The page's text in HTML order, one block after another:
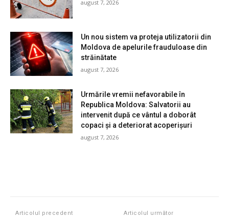
august 7, 2026
Un nou sistem va proteja utilizatorii din
Moldova de apelurile frauduloase din
străinătate
august 7, 2026
Urmările vremii nefavorabile în
Republica Moldova: Salvatorii au
intervenit după ce vântul a doborât
copaci și a deteriorat acoperișuri
august 7, 2026
Articolul precedent Articolul următor